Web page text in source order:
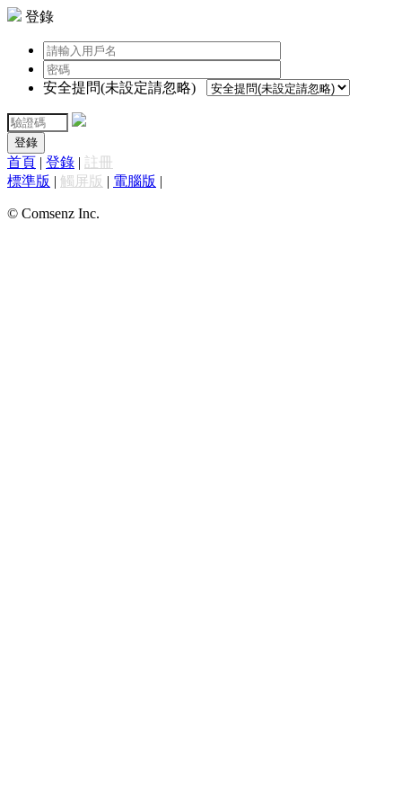
登錄
安全提問(未設定請忽略)
登錄
首頁 | 登錄 | 註冊
標準版 | 觸屏版 | 電腦版 |
© Comsenz Inc.